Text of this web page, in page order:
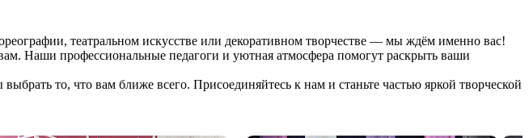
театральном искусстве или декоративном творчестве — мы ждём именно вас!
Наши профессиональные педагоги и уютная атмосфера помогут раскрыть ваши
то, что вам ближе всего. Присоединяйтесь к нам и станьте частью яркой творческой